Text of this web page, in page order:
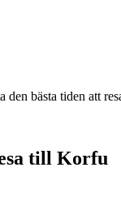
den bästa tiden att
till Korfu